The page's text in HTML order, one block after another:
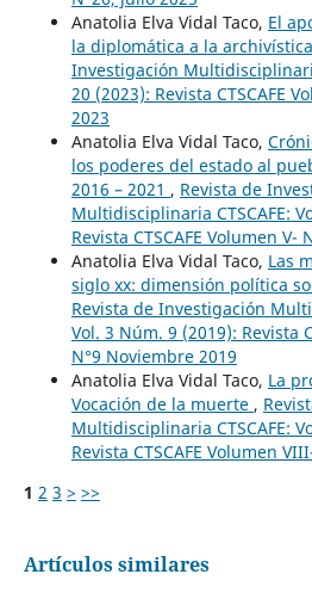
Anatolia Elva Vidal Taco, El
la diplomática a la archivística
Investigación
20 (2023): Revista CTSCAFE
2023
Anatolia Elva Vidal Taco,
los poderes del estado al
2016 – 2021 , Revista de
Multidisciplinaria CTSCAFE:
Revista CTSCAFE Volumen V-
Anatolia Elva Vidal Taco, Las
siglo xx: dimensión política
Revista de Investigación
Vol. 3 Núm. 9 (2019): Revista
N°9 Noviembre 2019
Anatolia Elva Vidal Taco, La
Vocación de la muerte ,
Multidisciplinaria CTSCAFE:
Revista CTSCAFE Volumen
1 2 3 > >>
Artículos similares